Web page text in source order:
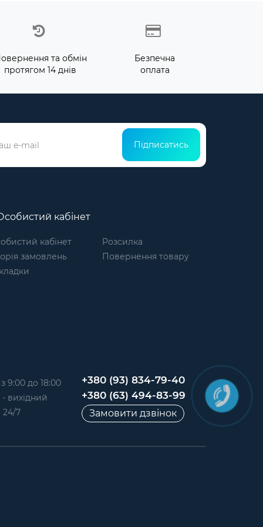
та обмін
протягом 14 днів
Безпечна
оплата
Підписатись
кабінет
кабінет
замовлень
Розсилка
Повернення товару
9:00 до 18:00
вихідний
24/7
+380 (93) 834-79-40
+380 (63) 494-83-99
Замовити дзвінок